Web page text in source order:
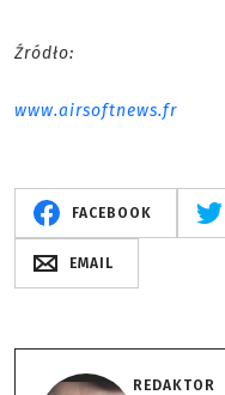
Źródło:
www.airsoftnews.fr
FACEBOOK
EMAIL
REDAKTOR